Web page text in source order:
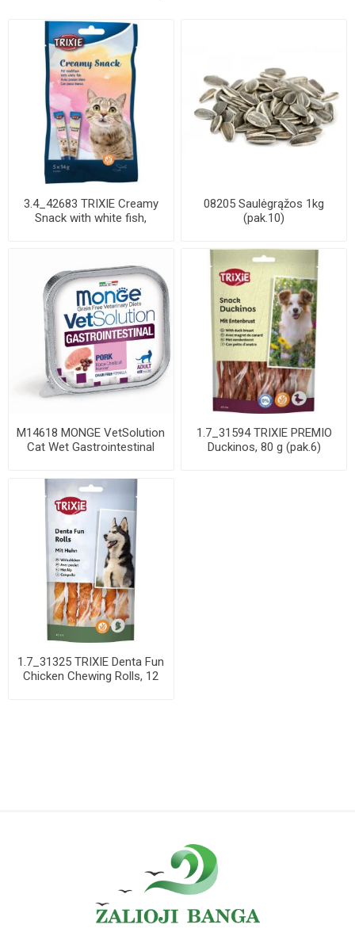
3.4_42683 TRIXIE Creamy
Snack with white fish,
08205 Saulėgrąžos 1kg
(pak.10)
M14618 MONGE VetSolution
Cat Wet Gastrointestinal
1.7_31594 TRIXIE PREMIO
Duckinos, 80 g (pak.6)
1.7_31325 TRIXIE Denta Fun
Chicken Chewing Rolls, 12